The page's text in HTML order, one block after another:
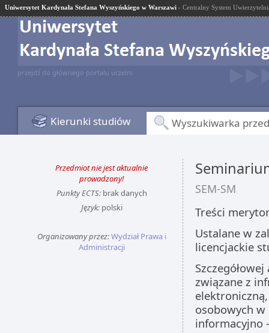
Uniwersytet Kardynała Stefana Wyszyńskiego w Warszawi - Centralny System
przejdź do głównego portalu uczelni
Kierunki studiów Wyszukiwarka
Przedmiot nie jest aktualnie
prowadzony!
Punkty ECTS:brak danych
Język:polski
Organizowany przez:Wydział Prawa i
Administracji
SEM-SM
Treści
Ustalane w
licencjackie
związane z
osobowych
informacyjno